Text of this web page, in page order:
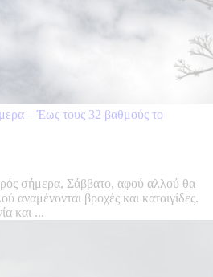
– Έως τους 32 βαθμούς το
σήμερα, Σάββατο, αφού αλλού θα
αναμένονται βροχές και καταιγίδες.
και ...